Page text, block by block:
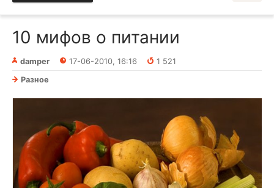
10 мифов о питании
damper 17-06-2010, 16:16
1 521
Разное